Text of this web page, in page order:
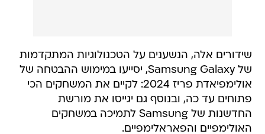
שידורים אלה, הנשענים על הטכנולוגיות המתקדמות
של Samsung Galaxy, יסייעו במימוש ההבטחה של
אולימפיאדת פריז 2024: לקיים את המשחקים הכי
פתוחים עד כה, ובנוסף גם יגייסו את מורשת
החדשנות של Samsung לתמיכה במשחקים
האולימפיים והפאראלימפיים.